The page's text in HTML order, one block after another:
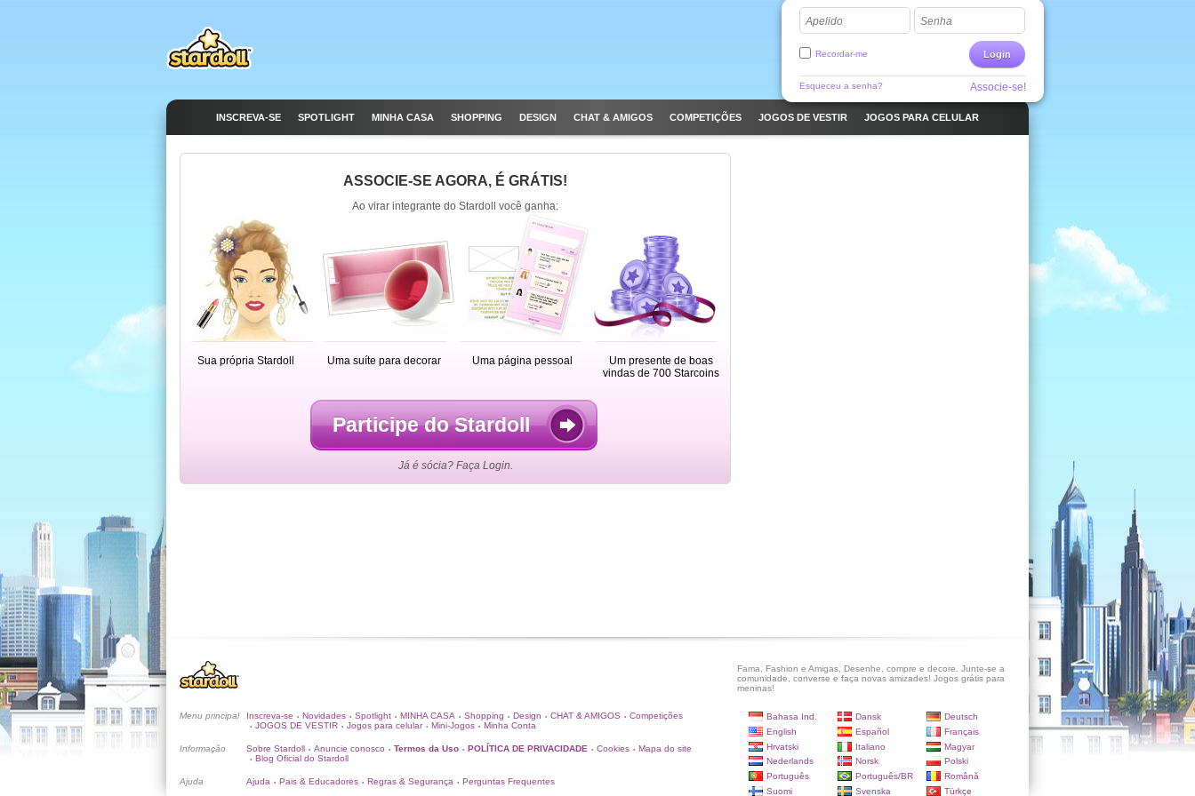
Apelido Senha
Login
Recordar-me
Esqueceu a senha? Associe-se!
INSCREVA-SE SPOTLIGHT MINHA CASA SHOPPING DESIGN CHAT & AMIGOS COMPETIÇÕES JOGOS DE VESTIR JOGOS PARA CELULAR
ASSOCIE-SE AGORA, É GRÁTIS!
Ao virar integrante do Stardoll você ganha:
Sua própria Stardoll Uma suíte para decorar Uma página pessoal
Um presente de boas
vindas de 700 Starcoins
Participe do Stardoll
Já é sócia? Faça Login.
Fama, Fashion e Amigas, Desenhe, compre e decore. Junte-se a
comunidade, converse e faça novas amizades! Jogos grátis para
meninas!
Menu principal Inscreva-se • Novidades • Spotlight • MINHA CASA • Shopping • Design • CHAT & AMIGOS • Competições
• JOGOS DE VESTIR • Jogos para celular • Mini-Jogos • Minha Conta
Informação Sobre Stardoll • Anuncie conosco • Termos da Uso • POLÍTICA DE PRIVACIDADE • Cookies • Mapa do site
• Blog Oficial do Stardoll
Ajuda Ajuda • Pais & Educadores • Regras & Segurança • Perguntas Frequentes
Bahasa Ind. Dansk
Deutsch
English
Español
Français
Hrvatski
Italiano
Magyar
Nederlands
Norsk
Polski
Português
Português/BR
Română
Suomi
Svenska Türkçe